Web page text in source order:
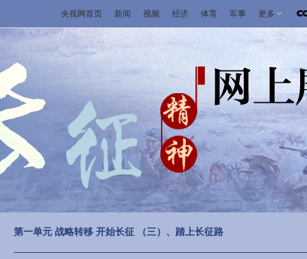
央视网首页 新闻 视频 经济 体育 军事 更多
第一单元 战略转移 开始长征 （三）、踏上长征路